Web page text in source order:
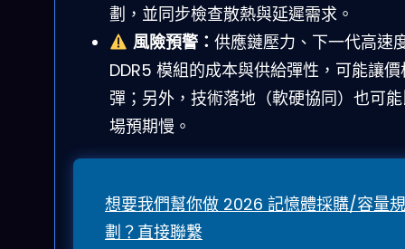
劃，並同步檢查散熱與延遲需求。
風險預警： 供應鏈壓力、下一代高速
DDR5 模組的成本與供給彈性，可能讓
彈；另外，技術落地（軟硬協同）也可
場預期慢。
想要我們幫你做 2026 記憶體採購/容量規
劃？直接聯繫